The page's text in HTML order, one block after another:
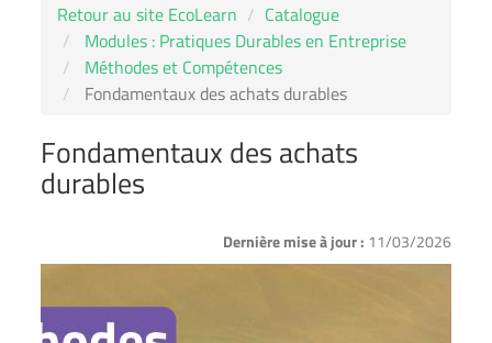
Retour au site EcoLearn
Catalogue
Modules : Pratiques Durables en Entreprise
Méthodes et Compétences
Fondamentaux des achats durables
Fondamentaux des achats
durables
Dernière mise à jour : 11/03/2026